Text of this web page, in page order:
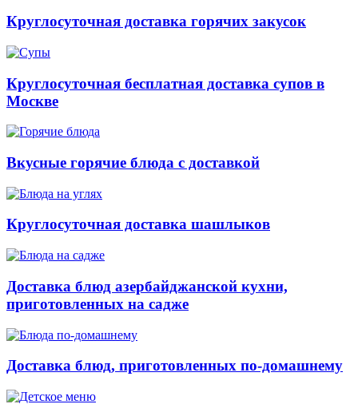
Круглосуточная доставка горячих закусок
Круглосуточная бесплатная доставка супов в
Москве
Вкусные горячие блюда с доставкой
Круглосуточная доставка шашлыков
Доставка блюд азербайджанской кухни,
приготовленных на садже
Доставка блюд, приготовленных по-домашнему